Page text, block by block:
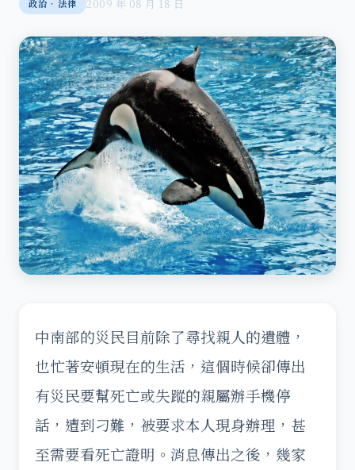
政治‧法律 2009 年 08 月 18 日
中南部的災民目前除了尋找親人的遺體，
也忙著安頓現在的生活，這個時候卻傳出
有災民要幫死亡或失蹤的親屬辦手機停
話，遭到刁難，被要求本人現身辦理，甚
至需要看死亡證明。消息傳出之後，幾家